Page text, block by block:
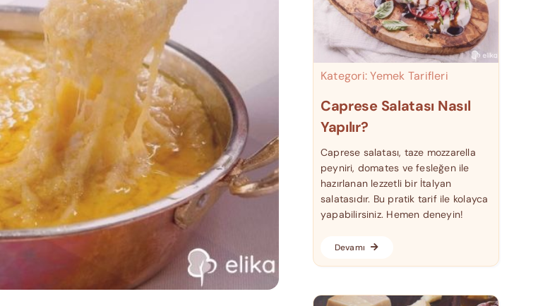
Kategori:Yemek Tarifleri
Caprese Salatası Nasıl
Yapılır?
Caprese salatası, taze mozzarella
peyniri, domates ve fesleğen ile
hazırlanan lezzetli bir İtalyan
salatasıdır. Bu pratik tarif ile kolayca
yapabilirsiniz. Hemen deneyin!
Devamı